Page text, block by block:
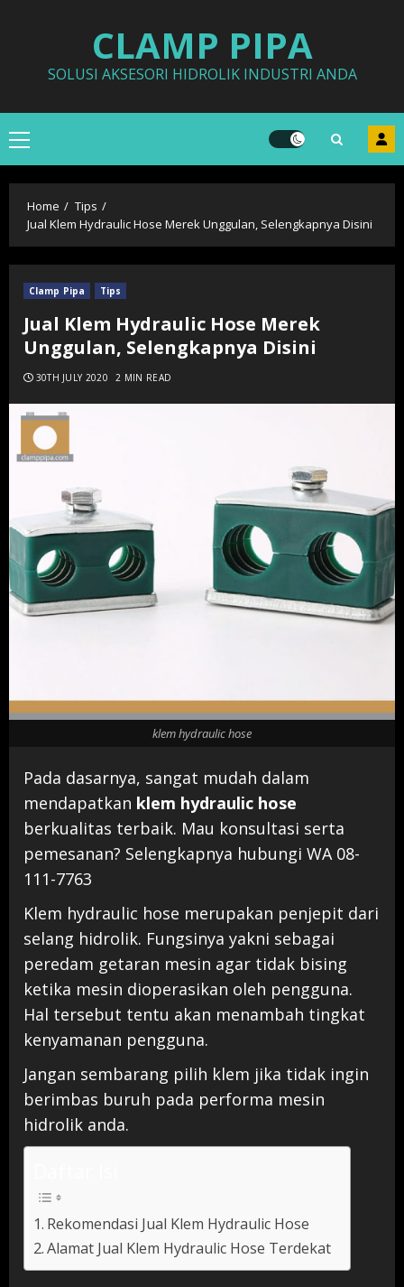
CLAMP PIPA
SOLUSI AKSESORI HIDROLIK INDUSTRI ANDA
Primary
Menu
Home
Tips
Jual Klem Hydraulic Hose Merek Unggulan, Selengkapnya Disini
Clamp Pipa Tips
Jual Klem Hydraulic Hose Merek
Unggulan, Selengkapnya Disini
30TH JULY 2020 2 MIN READ
klem hydraulic hose
Pada dasarnya, sangat mudah dalam
mendapatkan klem hydraulic hose
berkualitas terbaik. Mau konsultasi serta
pemesanan? Selengkapnya hubungi WA 08-
111-7763
Klem hydraulic hose merupakan penjepit dari
selang hidrolik. Fungsinya yakni sebagai
peredam getaran mesin agar tidak bising
ketika mesin dioperasikan oleh pengguna.
Hal tersebut tentu akan menambah tingkat
kenyamanan pengguna.
Jangan sembarang pilih klem jika tidak ingin
berimbas buruh pada performa mesin
hidrolik anda.
Rekomendasi Jual Klem Hydraulic Hose
Alamat Jual Klem Hydraulic Hose Terdekat